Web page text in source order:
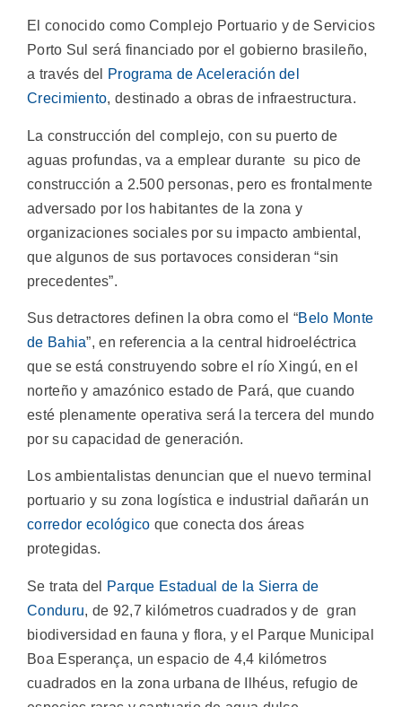
El conocido como Complejo Portuario y de Servicios
Porto Sul será financiado por el gobierno brasileño,
a través del
Programa de Aceleración del
Crecimiento, destinado a obras de infraestructura.
La construcción del complejo, con su puerto de
aguas profundas, va a emplear durante su pico de
construcción a 2.500 personas, pero es frontalmente
adversado por los habitantes de la zona y
organizaciones sociales por su impacto ambiental,
que algunos de sus portavoces consideran “sin
precedentes”.
Sus detractores definen la obra como el “Belo Monte
de Bahia”, en referencia a la central hidroeléctrica
que se está construyendo sobre el río Xingú, en el
norteño y amazónico estado de Pará, que cuando
esté plenamente operativa será la tercera del mundo
por su capacidad de generación.
Los ambientalistas denuncian que el nuevo terminal
portuario y su zona logística e industrial dañarán un
corredor ecológico que conecta dos áreas
protegidas.
Se trata del
Parque Estadual de la Sierra de
Conduru, de 92,7 kilómetros cuadrados y de gran
biodiversidad en fauna y flora, y el Parque Municipal
Boa Esperança, un espacio de 4,4 kilómetros
cuadrados en la zona urbana de Ilhéus, refugio de